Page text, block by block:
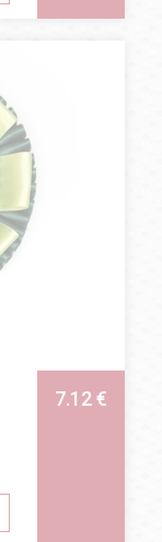
7.12 €